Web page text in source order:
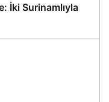
İki Surinamlıyla